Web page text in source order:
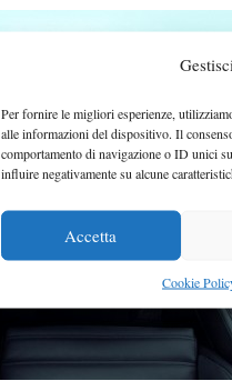
Per fornire le migliori esperienze,
alle informazioni del dispositivo. Il
comportamento di navigazione o ID unici
influire negativamente su alcune
Accetta
Cookie